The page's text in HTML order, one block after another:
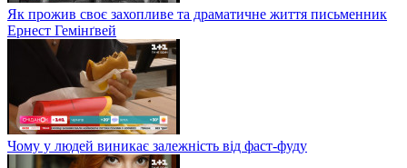
Як прожив своє захопливе та драматичне життя письменник
Ернест Гемінґвей
Чому у людей виникає залежність від фаст-фуду